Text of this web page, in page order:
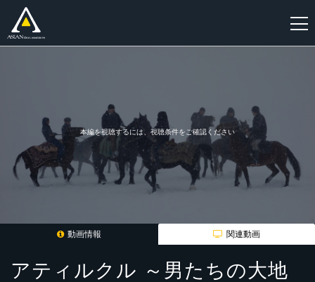
本編を視聴するには、視聴条件をご確認ください
動画情報 関連動画
アティルクル ～男たちの大地